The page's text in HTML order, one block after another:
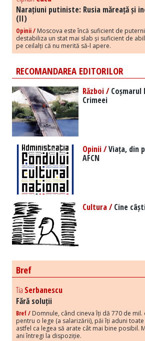
Narațiuni putiniste: Rusia măreață și
(II)
Opinii / Moscova este încă suficient de
destabiliza un stat mai slab și suficient de
pe ceilalți că nu merită să-l apere.
RECOMANDAREA EDITORILOR
Război /Coșmarul
Crimeei
Opinii /Viața, din
AFCN
Cultura /Cine
Bref
Tia Serbanescu
Fără soluții
Bref / Domnule, când cineva îți dă 770 de mil.
pentru o lege (a salarizării), păi îți aduni
astfel ca legea să arate cât mai bine posibil.
ani întregi la dispoziție.